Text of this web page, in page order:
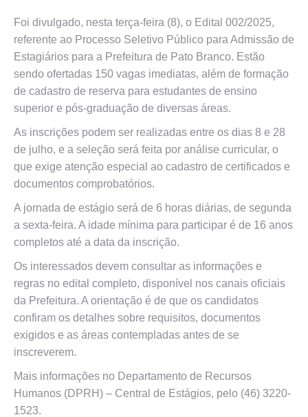
Foi divulgado, nesta terça-feira (8), o Edital 002/2025,
referente ao Processo Seletivo Público para Admissão de
Estagiários para a Prefeitura de Pato Branco. Estão
sendo ofertadas 150 vagas imediatas, além de formação
de cadastro de reserva para estudantes de ensino
superior e pós-graduação de diversas áreas.
As inscrições podem ser realizadas entre os dias 8 e 28
de julho, e a seleção será feita por análise curricular, o
que exige atenção especial ao cadastro de certificados e
documentos comprobatórios.
A jornada de estágio será de 6 horas diárias, de segunda
a sexta-feira. A idade mínima para participar é de 16 anos
completos até a data da inscrição.
Os interessados devem consultar as informações e
regras no edital completo, disponível nos canais oficiais
da Prefeitura. A orientação é de que os candidatos
confiram os detalhes sobre requisitos, documentos
exigidos e as áreas contempladas antes de se
inscreverem.
Mais informações no Departamento de Recursos
Humanos (DPRH) – Central de Estágios, pelo (46) 3220-
1523.